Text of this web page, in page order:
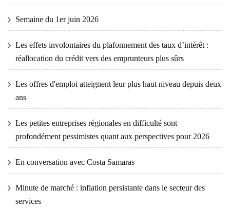
Semaine du 1er juin 2026
Les effets involontaires du plafonnement des taux d’intérêt :
réallocation du crédit vers des emprunteurs plus sûrs
Les offres d'emploi atteignent leur plus haut niveau depuis deux
ans
Les petites entreprises régionales en difficulté sont
profondément pessimistes quant aux perspectives pour 2026
En conversation avec Costa Samaras
Minute de marché : inflation persistante dans le secteur des
services